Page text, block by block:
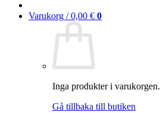
Varukorg /0,00 € 0
Inga produkter i varukorgen.
Gå tillbaka till butiken